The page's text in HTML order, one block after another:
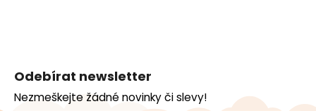
a
Odebírat newsletter
Nezmeškejte žádné novinky či slevy!